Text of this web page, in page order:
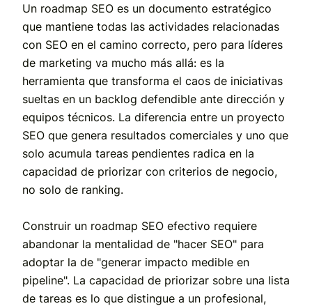
Un roadmap SEO es un documento estratégico
que mantiene todas las actividades relacionadas
con SEO en el camino correcto, pero para líderes
de marketing va mucho más allá: es la
herramienta que transforma el caos de iniciativas
sueltas en un backlog defendible ante dirección y
equipos técnicos. La diferencia entre un proyecto
SEO que genera resultados comerciales y uno que
solo acumula tareas pendientes radica en la
capacidad de priorizar con criterios de negocio,
no solo de ranking.
Construir un roadmap SEO efectivo requiere
abandonar la mentalidad de "hacer SEO" para
adoptar la de "generar impacto medible en
pipeline". La capacidad de priorizar sobre una lista
de tareas es lo que distingue a un profesional,